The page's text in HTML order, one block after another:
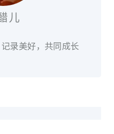
儿
录美好，共同成长